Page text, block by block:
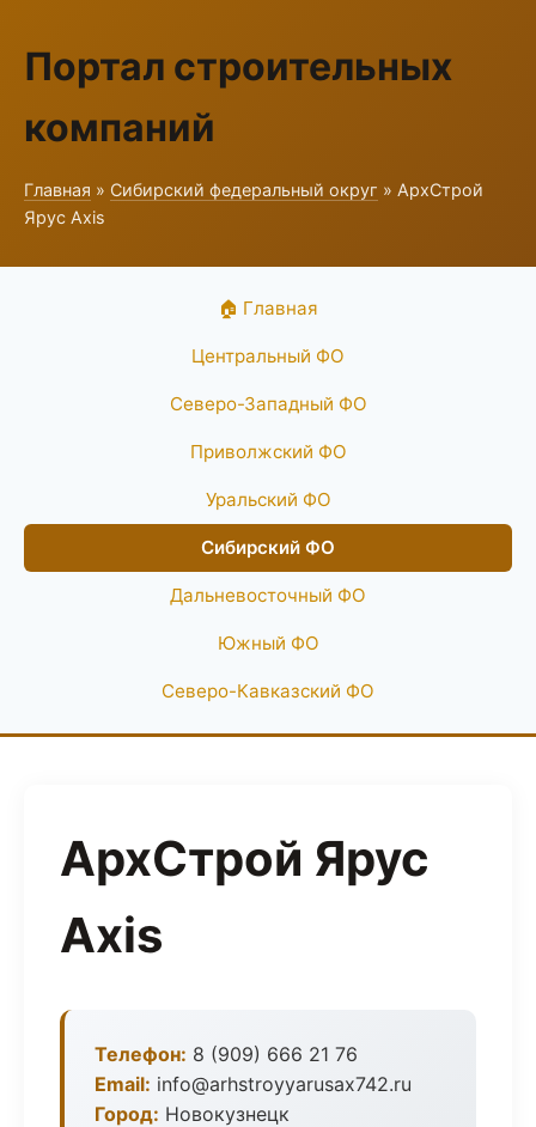
Портал строительных
компаний
Главная » Сибирский федеральный округ » АрхСтрой
Ярус Axis
🏠 Главная
Центральный ФО
Северо-Западный ФО
Приволжский ФО
Уральский ФО
Сибирский ФО
Дальневосточный ФО
Южный ФО
Северо-Кавказский ФО
АрхСтрой Ярус
Axis
Телефон: 8 (909) 666 21 76
Email: info@arhstroyyarusax742.ru
Город: Новокузнецк